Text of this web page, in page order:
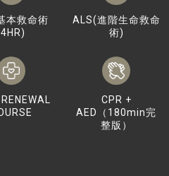
本救命術
ALS(進階生命救命
術)
CPR +
AED（180min完
整版）